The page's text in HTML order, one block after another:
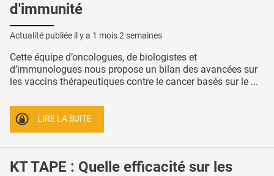
d'immunité
Actualité publiée il y a 1 mois 2 semaines
Cette équipe d’oncologues, de biologistes et
d’immunologues nous propose un bilan des avancées sur
les vaccins thérapeutiques contre le cancer basés sur le ...
LIRE LA SUITE
KT TAPE : Quelle efficacité sur les